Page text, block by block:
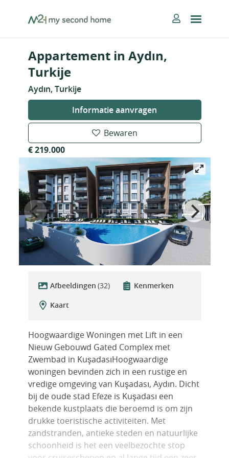
MySecondHome
Appartement in Aydın,
Turkije
Aydın, Turkije
Informatie aanvragen
Bewaren
€ 219.000
Afbeeldingen (32)
Kenmerken
Kaart
Hoogwaardige Woningen met Lift in een
Nieuw Gebouwd Gated Complex met
Zwembad in KuşadasıHoogwaardige
woningen bevinden zich in een rustige en
vredige omgeving van Kuşadası, Aydın. Dicht
bij de oude stad Efeze is Kuşadası een
bekende kustplaats die beroemd is om zijn
drukke toeristische activiteiten. Met
zandstranden, antieke steden en natuurlijke
schoonheid is het een veelbezochte stop